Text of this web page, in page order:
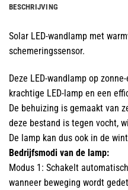
BESCHRIJVING
Solar LED-wandlamp met
schemeringssensor.
Deze LED-wandlamp op
krachtige LED-lamp en een
De behuizing is gemaakt van
deze bestand is tegen vocht,
De lamp kan dus ook in de
Bedrijfsmodi van de lamp:
Modus 1: Schakelt
wanneer beweging wordt